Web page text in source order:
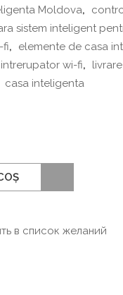
Moldova,
sistem inteligent
fi, elemente de casa
intrerupator wi-fi,
casa inteligenta
в список желаний